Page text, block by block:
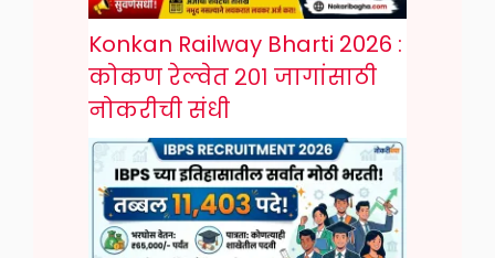
Konkan Railway Bharti 2026 :
कोकण रेल्वेत २०१ जागांसाठी
नोकरीची संधी